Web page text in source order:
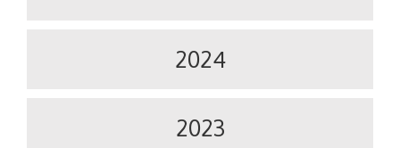
2024
2023